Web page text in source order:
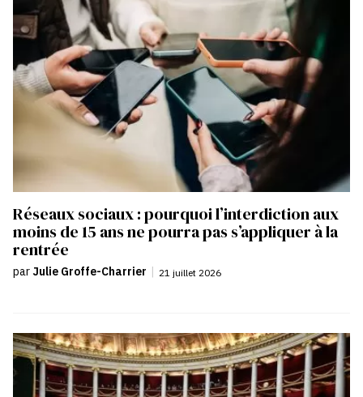
Réseaux sociaux : pourquoi l’interdiction aux
moins de 15 ans ne pourra pas s’appliquer à la
rentrée
par Julie Groffe-Charrier | 21 juillet 2026